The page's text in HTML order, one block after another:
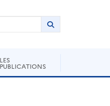
Rechercher
Lancer la
LES
PUBLICATIONS